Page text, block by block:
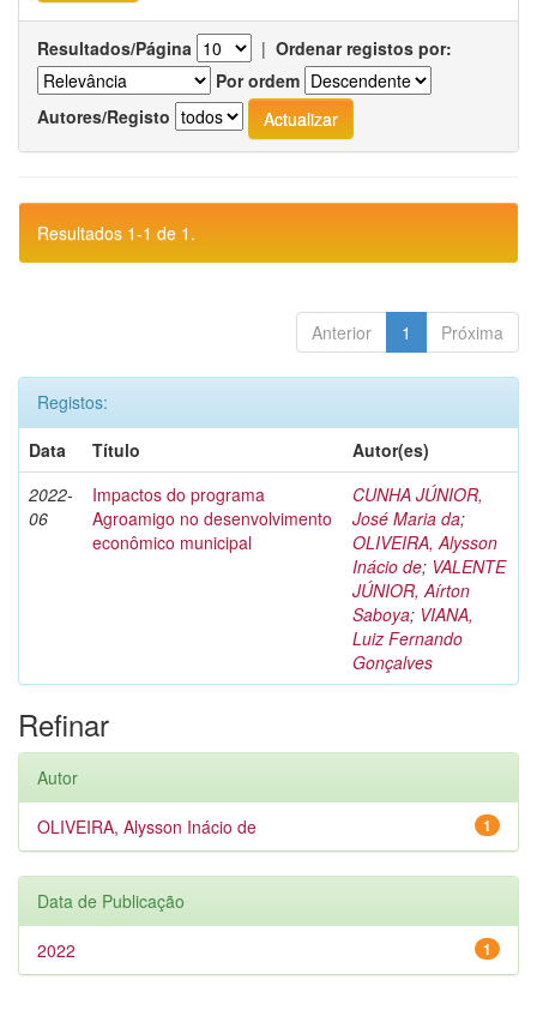
Resultados/Página | Ordenar registos por:
Por ordem
Autores/Registo
Resultados 1-1 de 1.
Anterior 1 Próxima
Registos:
Data
Título
Autor(es)
2022-
06
Impactos do programa
Agroamigo no desenvolvimento
econômico municipal
CUNHA JÚNIOR,
José Maria da;
OLIVEIRA, Alysson
Inácio de; VALENTE
JÚNIOR, Aírton
Saboya; VIANA,
Luiz Fernando
Gonçalves
Refinar
Autor
1
OLIVEIRA, Alysson Inácio de
Data de Publicação
1
2022